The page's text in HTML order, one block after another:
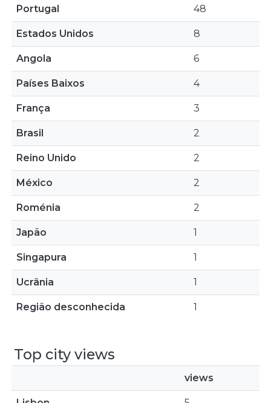
Portugal 48
Estados Unidos 8
Angola 6
Países Baixos 4
França 3
Brasil 2
Reino Unido 2
México 2
Roménia 2
Japão 1
Singapura 1
Ucrânia 1
Região desconhecida 1
Top city views
views